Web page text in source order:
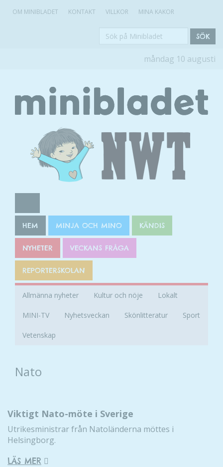
OM MINIBLADET KONTAKT VILLKOR MINA KAKOR
Sök
SÖK
måndag 10 augusti
HEM MINJA OCH MINO KÄNDIS
NYHETER VECKANS FRÅGA
REPORTERSKOLAN
Allmänna nyheter Kultur och nöje Lokalt
MINI-TV Nyhetsveckan Skönlitteratur Sport
Vetenskap
Nato
Viktigt Nato-möte i Sverige
Utrikesministrar från Natoländerna möttes i
Helsingborg.
LÄS MER